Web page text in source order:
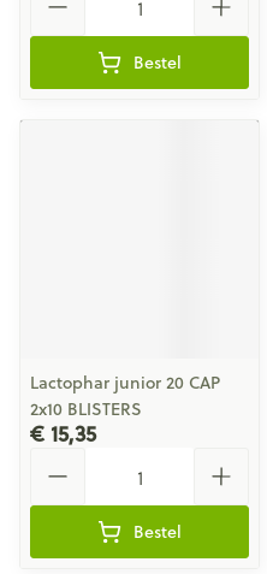
Bestel
Lactophar junior 20 CAP
2x10 BLISTERS
€ 15,35
Bestel